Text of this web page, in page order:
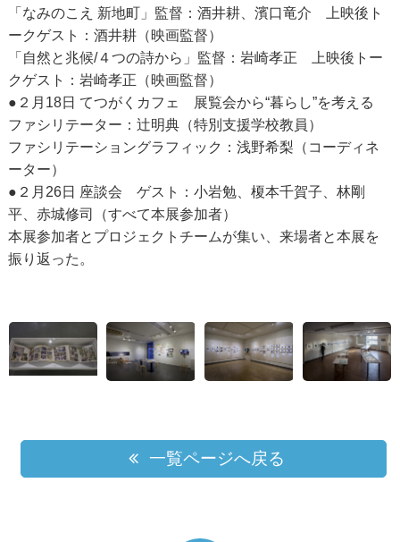
「なみのこえ 新地町」監督：酒井耕、濱口竜介 上映後ト
ークゲスト：酒井耕（映画監督）
「自然と兆候/４つの詩から」監督：岩崎孝正 上映後トー
クゲスト：岩崎孝正（映画監督）
●２月18日 てつがくカフェ 展覧会から“暮らし”を考える
ファシリテーター：辻明典（特別支援学校教員）
ファシリテーショングラフィック：浅野希梨（コーディネ
ーター）
●２月26日 座談会 ゲスト：小岩勉、榎本千賀子、林剛
平、赤城修司（すべて本展参加者）
本展参加者とプロジェクトチームが集い、来場者と本展を
振り返った。
一覧ページへ戻る